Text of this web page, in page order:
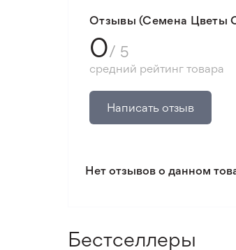
Отзывы (Семена Цветы
0/ 5
средний рейтинг товара
Написать отзыв
Нет отзывов о данном
Бестселлеры